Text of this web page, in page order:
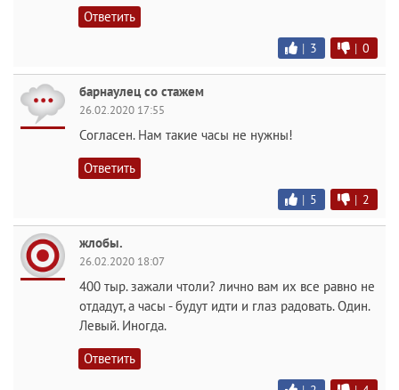
Ответить
| 3 | 0
барнаулец со стажем
26.02.2020 17:55
Согласен. Нам такие часы не нужны!
Ответить
| 5 | 2
жлобы.
26.02.2020 18:07
400 тыр. зажали чтоли? лично вам их все равно не
отдадут, а часы - будут идти и глаз радовать. Один.
Левый. Иногда.
Ответить